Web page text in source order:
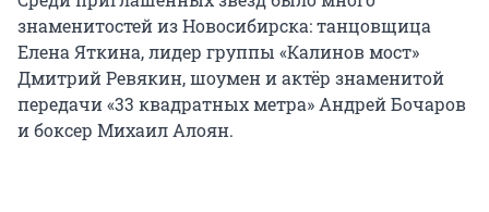
знаменитостей из Новосибирска: танцовщица
Елена Яткина, лидер группы «Калинов мост»
Дмитрий Ревякин, шоумен и актёр знаменитой
передачи «33 квадратных метра» Андрей Бочаров
и боксер Михаил Алоян.